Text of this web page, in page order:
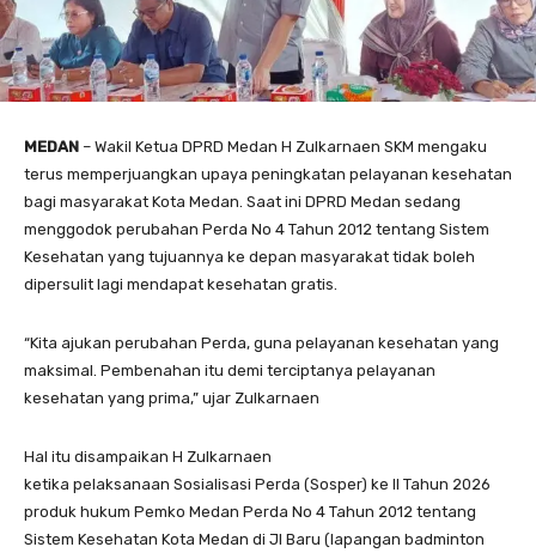
MEDAN – Wakil Ketua DPRD Medan H Zulkarnaen SKM mengaku
terus memperjuangkan upaya peningkatan pelayanan kesehatan
bagi masyarakat Kota Medan. Saat ini DPRD Medan sedang
menggodok perubahan Perda No 4 Tahun 2012 tentang Sistem
Kesehatan yang tujuannya ke depan masyarakat tidak boleh
dipersulit lagi mendapat kesehatan gratis.
“Kita ajukan perubahan Perda, guna pelayanan kesehatan yang
maksimal. Pembenahan itu demi terciptanya pelayanan
kesehatan yang prima,” ujar Zulkarnaen
Hal itu disampaikan H Zulkarnaen
ketika pelaksanaan Sosialisasi Perda (Sosper) ke II Tahun 2026
produk hukum Pemko Medan Perda No 4 Tahun 2012 tentang
Sistem Kesehatan Kota Medan di Jl Baru (lapangan badminton